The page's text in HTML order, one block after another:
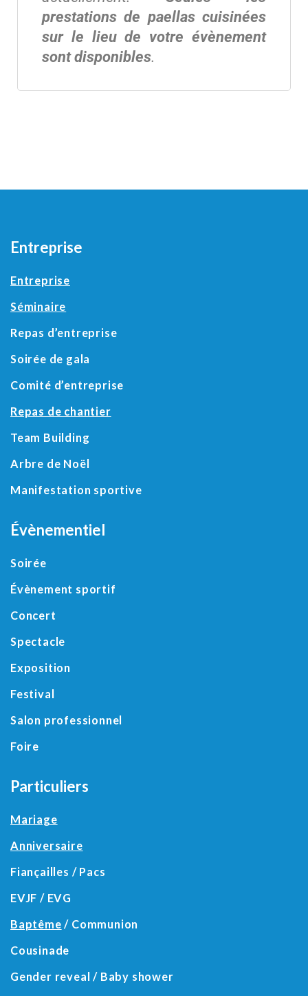
prestations de paellas cuisinées
sur le lieu de votre évènement
sont disponibles.
Entreprise
Entreprise
Séminaire
Repas d’entreprise
Soirée de gala
Comité d’entreprise
Repas de chantier
Team Building
Arbre de Noël
Manifestation sportive
Évènementiel
Soirée
Évènement sportif
Concert
Spectacle
Exposition
Festival
Salon professionnel
Foire
Particuliers
Mariage
Anniversaire
Fiançailles / Pacs
EVJF / EVG
Baptême / Communion
Cousinade
Gender reveal / Baby shower